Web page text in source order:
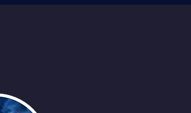
par le